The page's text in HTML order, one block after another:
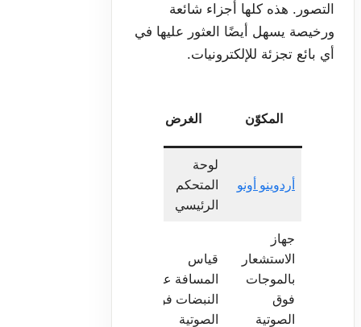
التصور. هذه كلها أجزاء شائعة
ورخيصة يسهل أيضًا العثور عليها في
أي بائع تجزئة للإلكترونيات.
المكوّن الغرض
أردوينو أونو
لوحة
المتحكم
الرئيسي
جهاز
الاستشعار
بالموجات
فوق
الصوتية
قياس
المسافة عبر
النبضات فوق
الصوتية